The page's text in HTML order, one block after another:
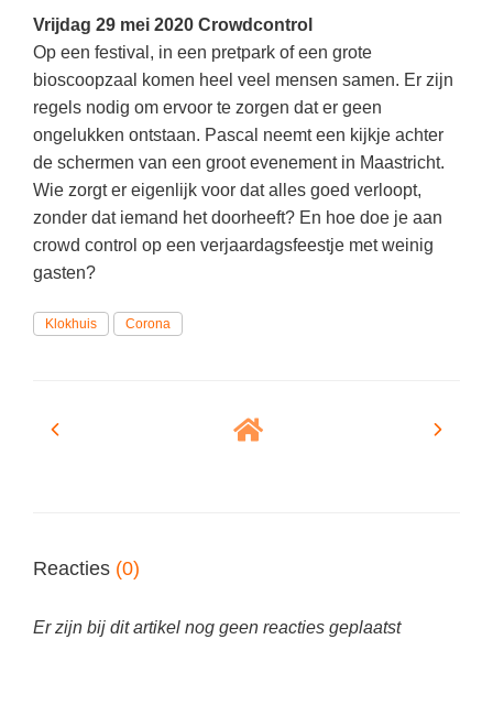
Vrijdag 29 mei 2020 Crowdcontrol
Op een festival, in een pretpark of een grote
bioscoopzaal komen heel veel mensen samen. Er zijn
regels nodig om ervoor te zorgen dat er geen
ongelukken ontstaan. Pascal neemt een kijkje achter
de schermen van een groot evenement in Maastricht.
Wie zorgt er eigenlijk voor dat alles goed verloopt,
zonder dat iemand het doorheeft? En hoe doe je aan
crowd control op een verjaardagsfeestje met weinig
gasten?
Klokhuis Corona
Reacties (0)
Er zijn bij dit artikel nog geen reacties geplaatst